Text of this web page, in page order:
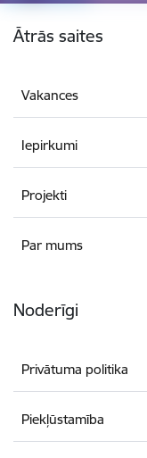
Kājene
Ātrās saites
Vakances
Iepirkumi
Projekti
Par mums
Noderīgi
Privātuma politika
Piekļūstamība